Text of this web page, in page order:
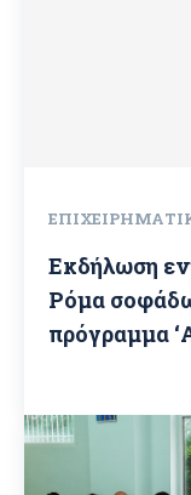
Εκδήλωση
Ρόμα
πρόγραμμα